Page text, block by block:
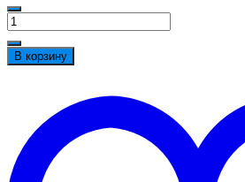
Количество
товара
Костюм
Алькор
т.синий/
васильковый
В корзину